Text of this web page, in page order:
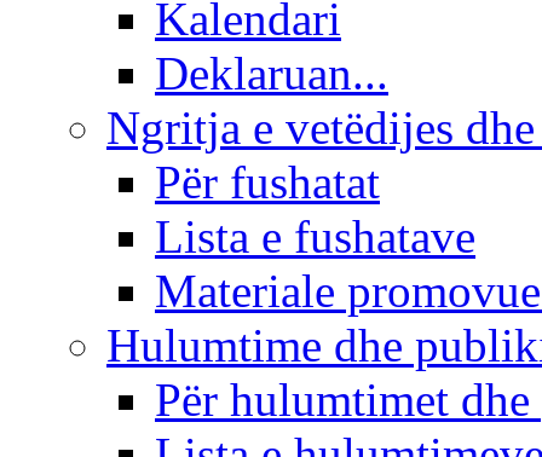
Kalendari
Deklaruan...
Ngritja e vetëdijes
Për fushatat
Lista e fushatave
Materiale
Hulumtime dhe
Për hulumtimet